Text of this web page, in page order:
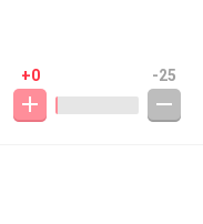
+0 -25